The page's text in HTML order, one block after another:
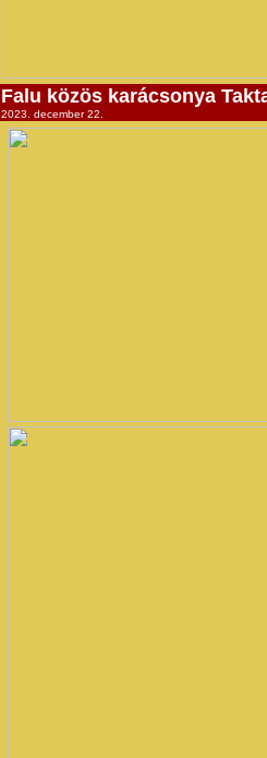
Falu közös karácsonya
2023. december 22.